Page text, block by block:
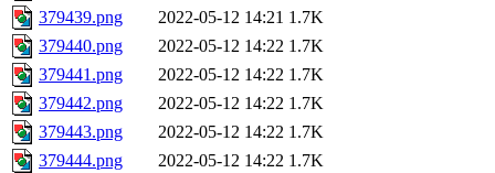
379439.png
2022-05-12 14:21 1.7K
379440.png
2022-05-12 14:22 1.7K
379441.png
2022-05-12 14:22 1.7K
379442.png
2022-05-12 14:22 1.7K
379443.png
2022-05-12 14:22 1.7K
379444.png
2022-05-12 14:22 1.7K